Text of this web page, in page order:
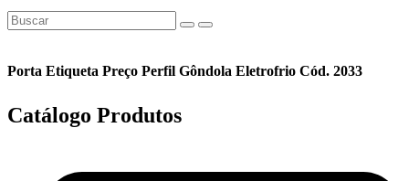
Porta Etiqueta Preço Perfil Gôndola Eletrofrio Cód. 2033
Catálogo Produtos